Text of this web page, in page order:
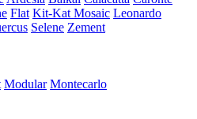
Flat Kit-Kat Mosaic Leonardo
Selene Zement
Modular Montecarlo